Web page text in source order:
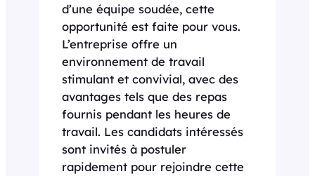
d’une équipe soudée, cette
opportunité est faite pour vous.
L’entreprise offre un
environnement de travail
stimulant et convivial, avec des
avantages tels que des repas
fournis pendant les heures de
travail. Les candidats intéressés
sont invités à postuler
rapidement pour rejoindre cette